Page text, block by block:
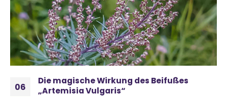
06
Die magische Wirkung des Beifußes
„Artemisia Vulgaris“